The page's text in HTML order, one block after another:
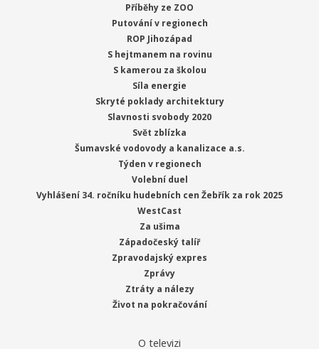
Příběhy ze ZOO
Putování v regionech
ROP Jihozápad
S hejtmanem na rovinu
S kamerou za školou
Síla energie
Skryté poklady architektury
Slavnosti svobody 2020
Svět zblízka
Šumavské vodovody a kanalizace a.s.
Týden v regionech
Volební duel
Vyhlášení 34. ročníku hudebních cen Žebřík za rok 2025
WestCast
Za ušima
Západočeský talíř
Zpravodajský expres
Zprávy
Ztráty a nálezy
Život na pokračování
O televizi